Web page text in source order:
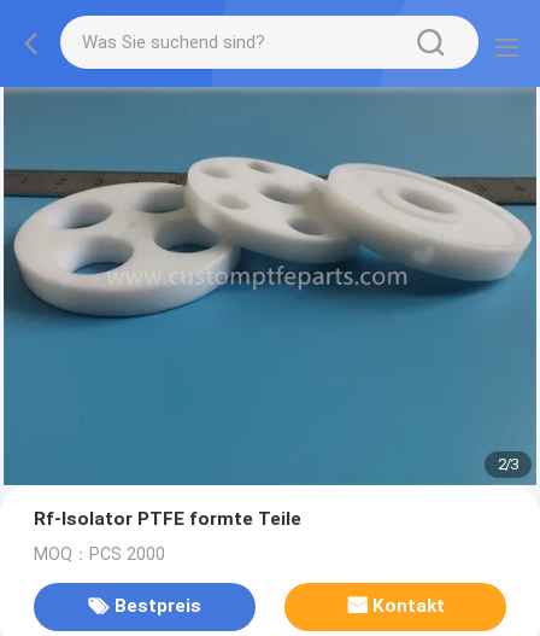
2/3
Rf-Isolator PTFE formte Teile
MOQ：PCS 2000
Bestpreis Kontakt